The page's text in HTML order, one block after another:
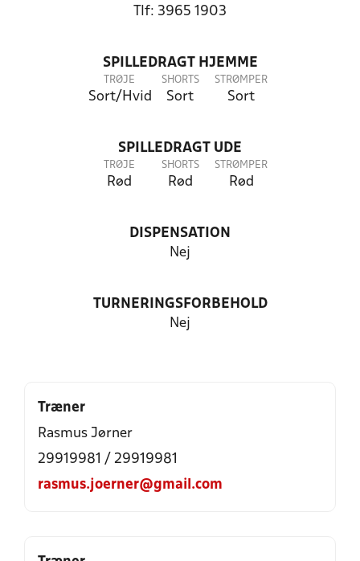
Tlf: 3965 1903
SPILLEDRAGT HJEMME
TRØJE
Sort/Hvid
SHORTS
Sort
STRØMPER
Sort
SPILLEDRAGT UDE
TRØJE
Rød
SHORTS
Rød
STRØMPER
Rød
DISPENSATION
Nej
TURNERINGSFORBEHOLD
Nej
Træner
Rasmus Jørner
29919981 / 29919981
rasmus.joerner@gmail.com